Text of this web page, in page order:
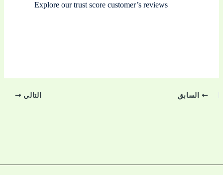
Explore our trust score customer’s reviews
السابق التالي